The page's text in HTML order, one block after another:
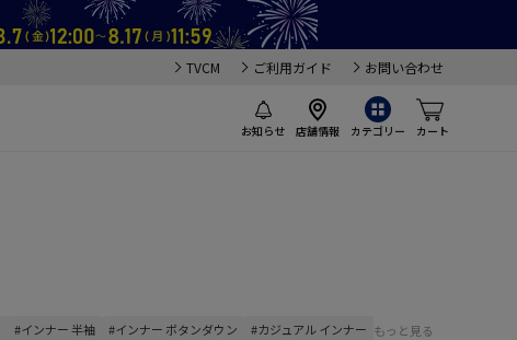
TVCM ご利用ガイド お問い合わせ
お知らせ 店舗情報 カテゴリー カート
#インナー 半袖 #インナー ボタンダウン #カジュアル インナー もっと見る